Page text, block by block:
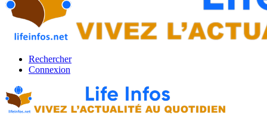
Rechercher
Connexion